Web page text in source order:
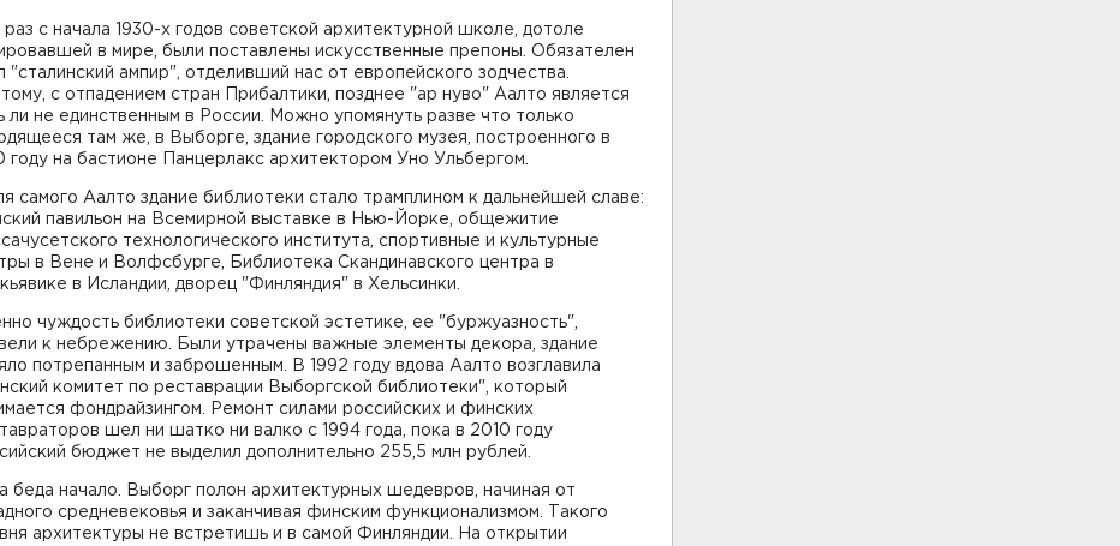
раз с начала 1930-х годов советской архитектурной школе, дотоле
в мире, были поставлены искусственные препоны. Обязателен
"сталинский ампир", отделивший нас от европейского зодчества.
с отпадением стран Прибалтики, позднее "ар нуво" Аалто является
ли не единственным в России. Можно упомянуть разве что только
там же, в Выборге, здание городского музея, построенного в
году на бастионе Панцерлакс архитектором Уно Ульбергом.
самого Аалто здание библиотеки стало трамплином к дальнейшей славе:
павильон на Всемирной выставке в Нью-Йорке, общежитие
технологического института, спортивные и культурные
в Вене и Волфсбурге, Библиотека Скандинавского центра в
в Исландии, дворец "Финляндия" в Хельсинки.
чуждость библиотеки советской эстетике, ее "буржуазность",
к небрежению. Были утрачены важные элементы декора, здание
потрепанным и заброшенным. В 1992 году вдова Аалто возглавила
комитет по реставрации Выборгской библиотеки", который
фондрайзингом. Ремонт силами российских и финских
шел ни шатко ни валко с 1994 года, пока в 2010 году
бюджет не выделил дополнительно 255,5 млн рублей.
беда начало. Выборг полон архитектурных шедевров, начиная от
средневековья и заканчивая финским функционализмом. Такого
архитектуры не встретишь и в самой Финляндии. На открытии